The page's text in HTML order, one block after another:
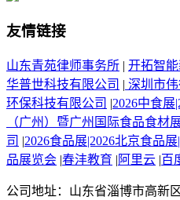
友情链接
山东青苑律师事务所 | 开拓智
华普世科技有限公司 | 深圳市
环保科技有限公司 |2026中食展
（广州）暨广州国际食品食材
司 |2026食品展|2026北京食品
品展览会 |春沣教育 | 阿里云 |百
公司地址：山东省淄博市高新